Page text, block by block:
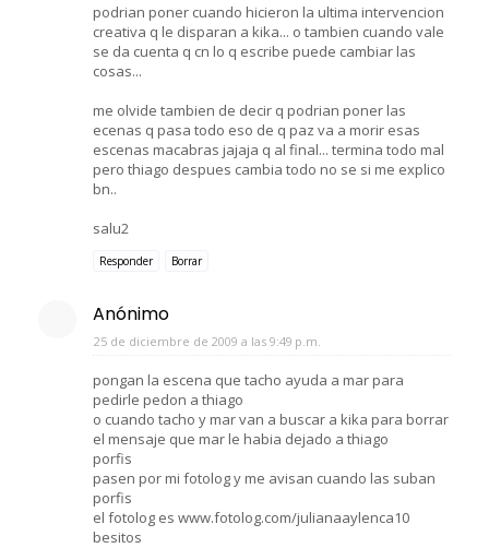
podrian poner cuando hicieron la ultima intervencion
creativa q le disparan a kika... o tambien cuando vale
se da cuenta q cn lo q escribe puede cambiar las
cosas...
me olvide tambien de decir q podrian poner las
ecenas q pasa todo eso de q paz va a morir esas
escenas macabras jajaja q al final... termina todo mal
pero thiago despues cambia todo no se si me explico
bn..
salu2
Responder Borrar
Anónimo
25 de diciembre de 2009 a las 9:49 p.m.
pongan la escena que tacho ayuda a mar para
pedirle pedon a thiago
o cuando tacho y mar van a buscar a kika para borrar
el mensaje que mar le habia dejado a thiago
porfis
pasen por mi fotolog y me avisan cuando las suban
porfis
el fotolog es www.fotolog.com/julianaaylenca10
besitos